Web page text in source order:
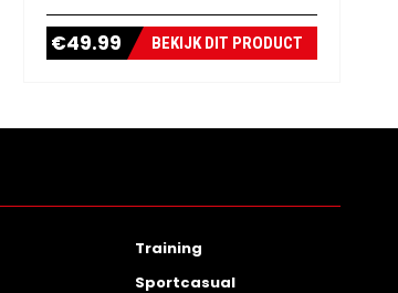
€49.99 BEKIJK DIT PRODUCT
Training
Sportcasual